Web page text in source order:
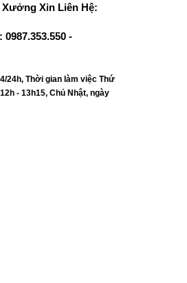
Xin Liên Hệ:
-
24h, Thời gian làm việc Thứ
- 13h15, Chủ Nhật, ngày